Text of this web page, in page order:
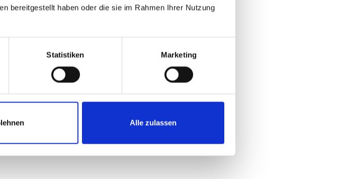
bereitgestellt haben oder die sie im Rahmen Ihrer Nutzung
Statistiken Marketing
Alle zulassen
Produkte